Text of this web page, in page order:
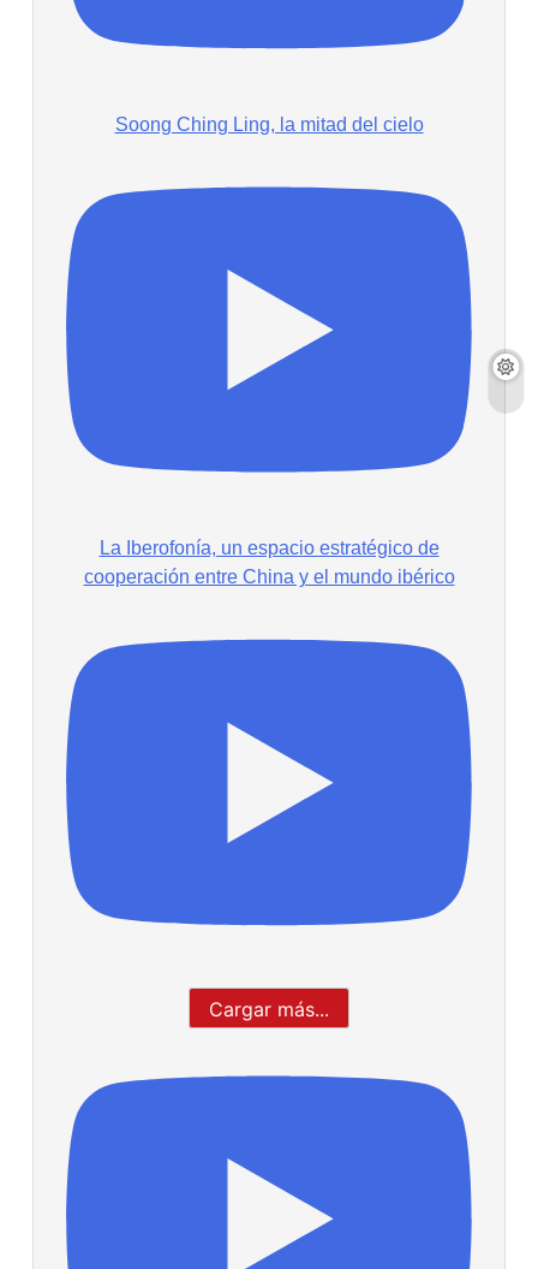
Soong Ching Ling, la mitad del cielo
La Iberofonía, un espacio estratégico de
cooperación entre China y el mundo ibérico
Cargar más...